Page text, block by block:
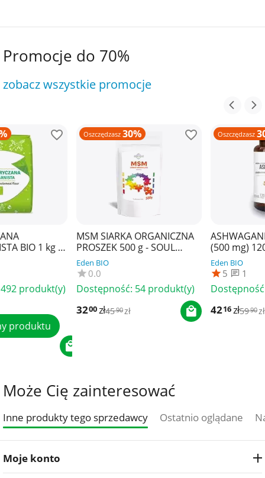
Promocje do 70%
zobacz wszystkie promocje
Oszczędzasz 30%
MSM SIARKA ORGANICZNA
PROSZEK 500 g - SOUL
Dostępność: 54 produkt(y)
Oszczędzasz 30%
ASHWAGANDHA
(500 mg) 120 KAPSUŁEK -
Dostępność: 53
5990 zł
Może Cię zainteresować
Inne produkty tego sprzedawcy Ostatnio oglądane
Moje konto